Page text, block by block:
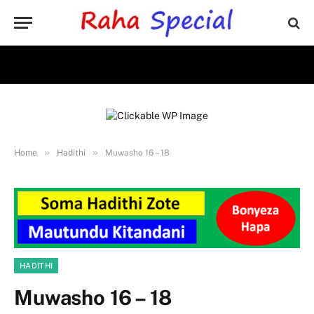
Home » Hadithi » Muwasho 16 – 18
HADITHI
Muwasho 16 – 18